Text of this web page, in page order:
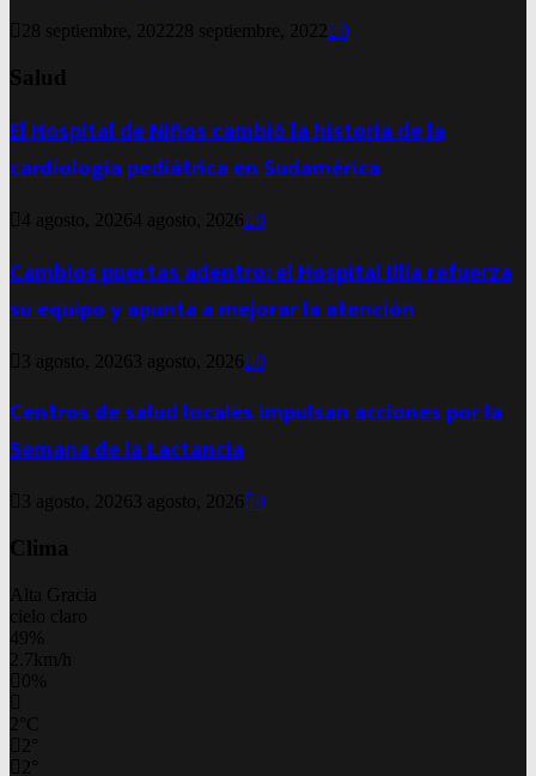
28 septiembre, 2022 28 septiembre, 2022 0
Salud
El Hospital de Niños cambió la historia de la
cardiología pediátrica en Sudamérica
4 agosto, 20264 agosto, 2026 0
Cambios puertas adentro: el Hospital Illia refuerza
su equipo y apunta a mejorar la atención
3 agosto, 2026 3 agosto, 2026 0
Centros de salud locales impulsan acciones por la
Semana de la Lactancia
3 agosto, 2026 3 agosto, 2026 0
Clima
Alta Gracia
cielo claro
49%
2.7km/h
0%
C